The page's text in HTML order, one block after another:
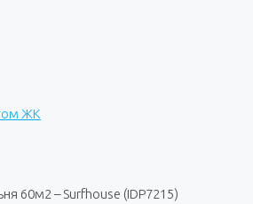
ЖК
60м2 – Surfhouse (IDP7215)